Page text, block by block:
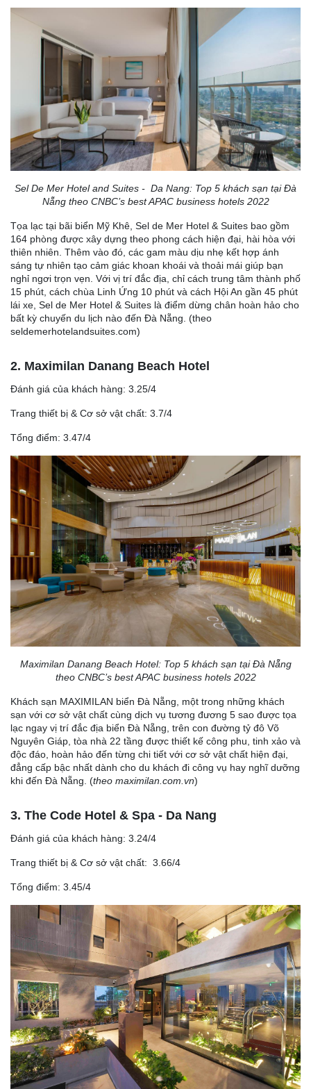
Sel De Mer Hotel and Suites - Da Nang: Top 5 khách sạn tại Đà
Nẵng theo CNBC’s best APAC business hotels 2022
Tọa lạc tại bãi biển Mỹ Khê, Sel de Mer Hotel & Suites bao gồm
164 phòng được xây dựng theo phong cách hiện đại, hài hòa với
thiên nhiên. Thêm vào đó, các gam màu dịu nhẹ kết hợp ánh
sáng tự nhiên tạo cảm giác khoan khoái và thoải mái giúp bạn
nghỉ ngơi trọn vẹn. Với vị trí đắc địa, chỉ cách trung tâm thành phố
15 phút, cách chùa Linh Ứng 10 phút và cách Hội An gần 45 phút
lái xe, Sel de Mer Hotel & Suites là điểm dừng chân hoàn hảo cho
bất kỳ chuyến du lịch nào đến Đà Nẵng. (theo
seldemerhotelandsuites.com)
2. Maximilan Danang Beach Hotel
Đánh giá của khách hàng: 3.25/4
Trang thiết bị & Cơ sở vật chất: 3.7/4
Tổng điểm: 3.47/4
Maximilan Danang Beach Hotel: Top 5 khách sạn tại Đà Nẵng
theo CNBC’s best APAC business hotels 2022
Khách sạn MAXIMILAN biển Đà Nẵng, một trong những khách
sạn với cơ sở vật chất cùng dịch vụ tương đương 5 sao được tọa
lạc ngay vị trí đắc địa biển Đà Nẵng, trên con đường tỷ đô Võ
Nguyên Giáp, tòa nhà 22 tầng được thiết kế công phu, tinh xảo và
độc đáo, hoàn hảo đến từng chi tiết với cơ sở vật chất hiện đại,
đẳng cấp bậc nhất dành cho du khách đi công vụ hay nghĩ dưỡng
khi đến Đà Nẵng. (theo maximilan.com.vn)
3. The Code Hotel & Spa - Da Nang
Đánh giá của khách hàng: 3.24/4
Trang thiết bị & Cơ sở vật chất: 3.66/4
Tổng điểm: 3.45/4